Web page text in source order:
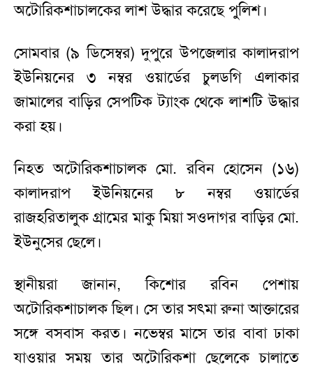
অটোরিকশাচালকের লাশ উদ্ধার করেছে পুলিশ।
সোমবার (৯ ডিসেম্বর) দুপুরে উপজেলার কালাদরাপ
ইউনিয়নের ৩ নম্বর ওয়ার্ডের চুলডগি এলাকার
জামালের বাড়ির সেপটিক ট্যাংক থেকে লাশটি উদ্ধার
করা হয়।
নিহত অটোরিকশাচালক মো. রবিন হোসেন (১৬)
কালাদরাপ ইউনিয়নের ৮ নম্বর ওয়ার্ডের
রাজহরিতালুক গ্রামের মাকু মিয়া সওদাগর বাড়ির মো.
ইউনুসের ছেলে।
স্থানীয়রা জানান, কিশোর রবিন পেশায়
অটোরিকশাচালক ছিল। সে তার সৎমা রুনা আক্তারের
সঙ্গে বসবাস করত। নভেম্বর মাসে তার বাবা ঢাকা
যাওয়ার সময় তার অটোরিকশা ছেলেকে চালাতে